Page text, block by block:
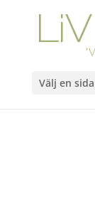
Välj en sida